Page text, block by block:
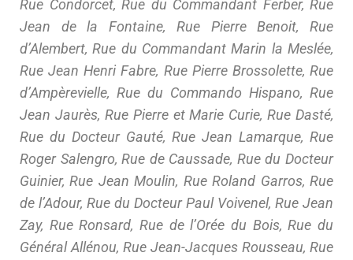
Rue Condorcet, Rue du Commandant Ferber, Rue
Jean de la Fontaine, Rue Pierre Benoit, Rue
d’Alembert, Rue du Commandant Marin la Meslée,
Rue Jean Henri Fabre, Rue Pierre Brossolette, Rue
d’Ampèrevielle, Rue du Commando Hispano, Rue
Jean Jaurès, Rue Pierre et Marie Curie, Rue Dasté,
Rue du Docteur Gauté, Rue Jean Lamarque, Rue
Roger Salengro, Rue de Caussade, Rue du Docteur
Guinier, Rue Jean Moulin, Rue Roland Garros, Rue
de l’Adour, Rue du Docteur Paul Voivenel, Rue Jean
Zay, Rue Ronsard, Rue de l’Orée du Bois, Rue du
Général Allénou, Rue Jean-Jacques Rousseau, Rue